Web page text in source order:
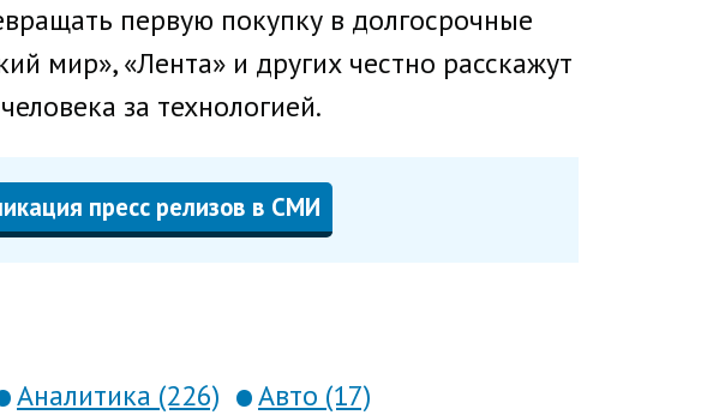
первую покупку в долгосрочные
мир», «Лента» и других честно расскажут
за технологией.
пресс релизов в СМИ
Аналитика (226)
Авто (17)